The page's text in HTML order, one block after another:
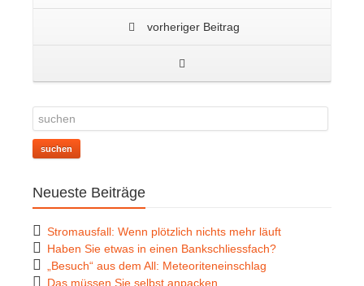
vorheriger Beitrag
suchen
Neueste Beiträge
Stromausfall: Wenn plötzlich nichts mehr läuft
Haben Sie etwas in einen Bankschliessfach?
„Besuch“ aus dem All: Meteoriteneinschlag
Das müssen Sie selbst anpacken